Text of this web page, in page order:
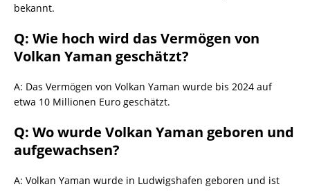
bekannt.
Q: Wie hoch wird das Vermögen von
Volkan Yaman geschätzt?
A: Das Vermögen von Volkan Yaman wurde bis 2024 auf
etwa 10 Millionen Euro geschätzt.
Q: Wo wurde Volkan Yaman geboren und
aufgewachsen?
A: Volkan Yaman wurde in Ludwigshafen geboren und ist